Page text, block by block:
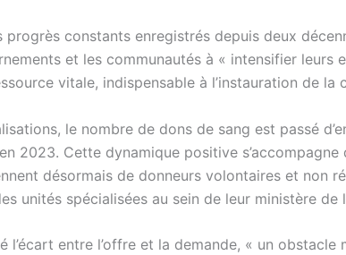
progrès constants enregistrés depuis deux
et les communautés à « intensifier
vitale, indispensable à l’instauration de la
le nombre de dons de sang est passé
2023. Cette dynamique positive
désormais de donneurs volontaires et non
unités spécialisées au sein de leur ministère de
l’écart entre l’offre et la demande, « un